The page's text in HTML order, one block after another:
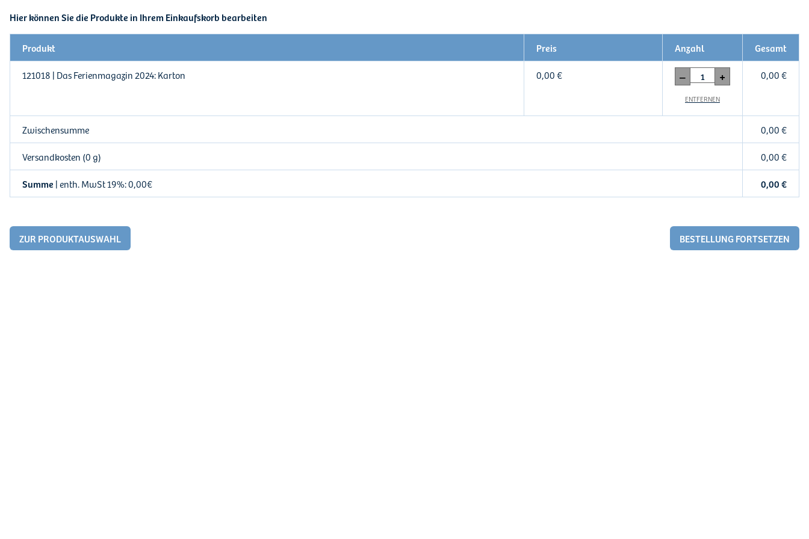
Hier können Sie die Produkte in Ihrem Einkaufskorb bearbeiten
Produkt Preis Anzahl
Gesamt
121018 | Das Ferienmagazin 2024: Karton
0,00€ – +
ENTFERNEN
0,00€
Zwischensumme 0,00€
Versandkosten (0 g)
0,00€
Summe | enth. MwSt 19%: 0,00€ 0,00€
BESTELLUNG FORTSETZEN
ZUR PRODUKTAUSWAHL